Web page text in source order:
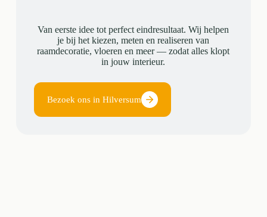
Van eerste idee tot perfect eindresultaat. Wij helpen
je bij het kiezen, meten en realiseren van
raamdecoratie, vloeren en meer — zodat alles klopt
in jouw interieur.
Bezoek ons in Hilversum